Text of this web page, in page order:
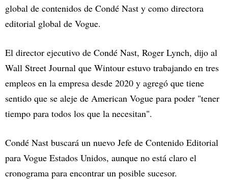
global de contenidos de Condé Nast y como directora
editorial global de Vogue.
El director ejecutivo de Condé Nast, Roger Lynch, dijo al
Wall Street Journal que Wintour estuvo trabajando en tres
empleos en la empresa desde 2020 y agregó que tiene
sentido que se aleje de American Vogue para poder "tener
tiempo para todos los que la necesitan".
Condé Nast buscará un nuevo Jefe de Contenido Editorial
para Vogue Estados Unidos, aunque no está claro el
cronograma para encontrar un posible sucesor.